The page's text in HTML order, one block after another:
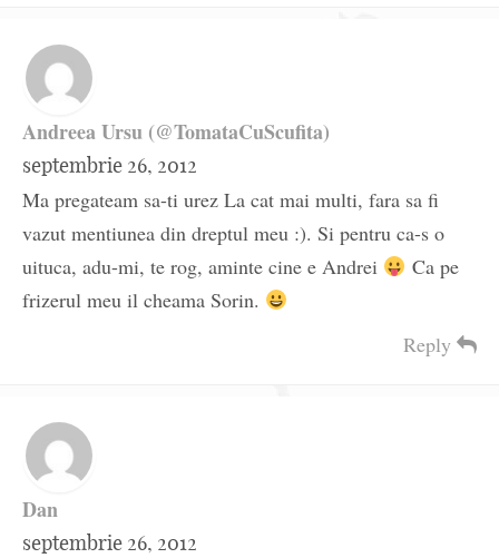
Andreea Ursu (@TomataCuScufita)
septembrie 26, 2012
Ma pregateam sa-ti urez La cat mai multi, fara sa fi
vazut mentiunea din dreptul meu :). Si pentru ca-s o
uituca, adu-mi, te rog, aminte cine e Andrei
Ca pe
frizerul meu il cheama Sorin.
Reply
Dan
septembrie 26, 2012